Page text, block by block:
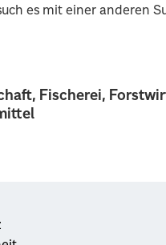
Fischerei,
es mit einer anderen